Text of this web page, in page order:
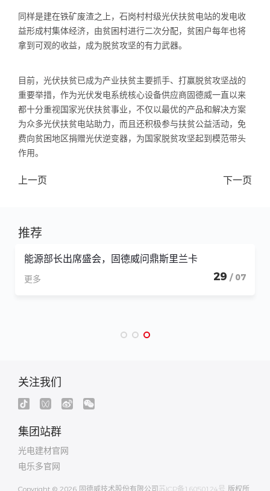
同样是建在铁矿废渣之上，石岗村村级光伏扶贫电站的发电收
益形成村集体经济，由贫困村进行二次分配，贫困户每年也将
拿到可观的收益，成为脱贫攻坚的有力武器。
目前，光伏扶贫已成为产业扶贫主要抓手、打赢脱贫攻坚战的
重要举措，作为光伏发电系统核心设备供应商固德威一直以来
都十分重视国家光伏扶贫事业，不仅以最优的产品和解决方案
为众多光伏扶贫电站助力，而且还积极参与扶贫公益活动，免
费向贫困地区捐赠光伏逆变器，为国家脱贫攻坚起到模范带头
作用。
上一页 下一页
推荐
能源部长出席盛会，固德威问鼎斯里兰卡
更多 29 / 07
关注我们
集团站群
光电建材官网
电乐多官网
Copyright © 2026 固德威技术股份有限公司 苏ICP备16050124号 版权所